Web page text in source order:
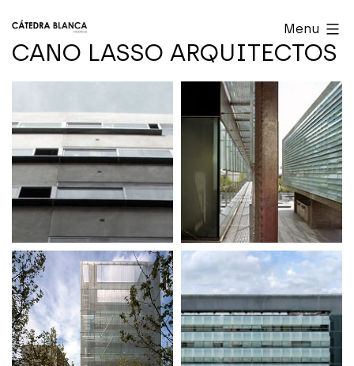
content
Cátedra
Blanca
Menu
CANO LASSO ARQUITECTOS